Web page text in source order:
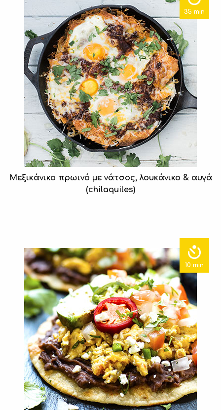
35 min
Μεξικάνικο πρωινό με νάτσος, λουκάνικο & αυγά
(chilaquiles)
10 min